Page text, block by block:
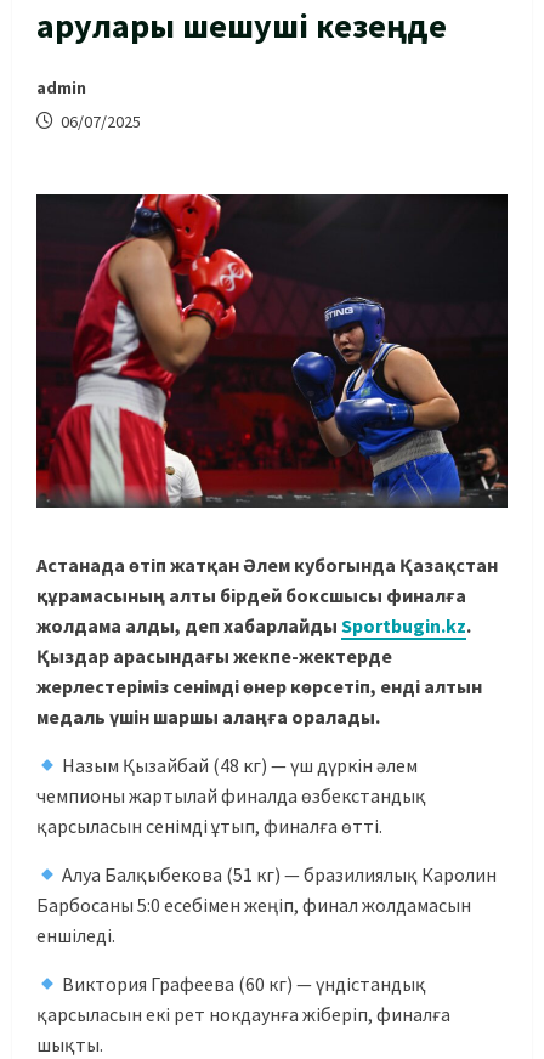
арулары шешуші кезеңде
admin
06/07/2025
Астанада өтіп жатқан Әлем кубогында Қазақстан
құрамасының алты бірдей боксшысы финалға
жолдама алды, деп хабарлайды Sportbugin.kz.
Қыздар арасындағы жекпе-жектерде
жерлестеріміз сенімді өнер көрсетіп, енді алтын
медаль үшін шаршы алаңға оралады.
Назым Қызайбай (48 кг) — үш дүркін әлем
чемпионы жартылай финалда өзбекстандық
қарсыласын сенімді ұтып, финалға өтті.
Алуа Балқыбекова (51 кг) — бразилиялық Каролин
Барбосаны 5:0 есебімен жеңіп, финал жолдамасын
еншіледі.
Виктория Графеева (60 кг) — үндістандық
қарсыласын екі рет нокдаунға жіберіп, финалға
шықты.